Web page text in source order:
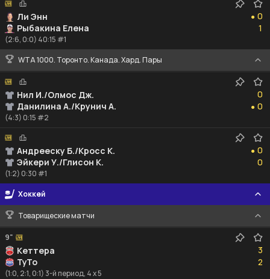
Ли Энн
Рыбакина Елена
●
0
0
1
1
(2:6, 0:0) 40:15 #1
WTA 1000. Торонто. Канада. Хард. Пары
Нил И./Олмос Дж.
Данилина А./Крунич А.
0
0
●
0
0
(4:3) 0:15 #2
Андрееску Б./Кросс К.
Эйкери У./Глисон К.
●
0
0
0
0
(1:2) 0:30 #1
Хоккей
Товарищеские матчи
9"
Кеттера
ТуТо
3
3
2
2
(1:0, 2:1, 0:1) 3-й период, 4 x 5